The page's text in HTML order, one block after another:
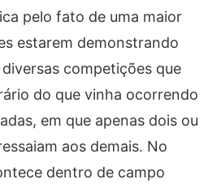
pelo fato de uma maior
estarem demonstrando
competições que
do que vinha ocorrendo
em que apenas dois ou
aos demais. No
dentro de campo